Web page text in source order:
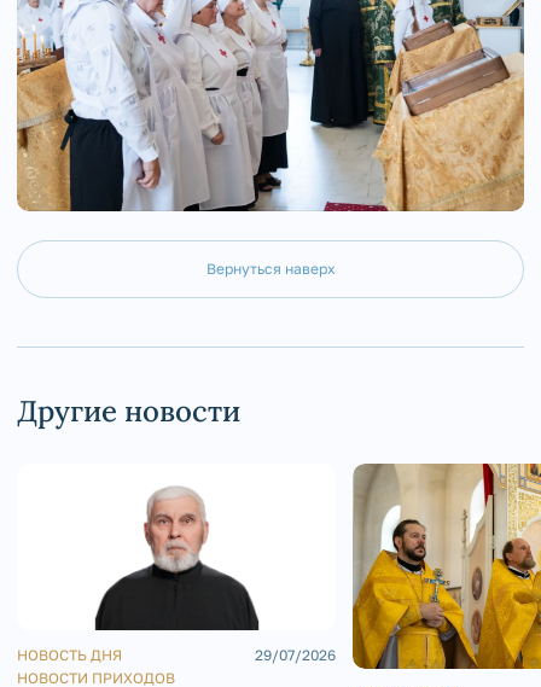
Вернуться наверх
Другие новости
НОВОСТЬ ДНЯ
НОВОСТИ ПРИХОДОВ
29/07/2026